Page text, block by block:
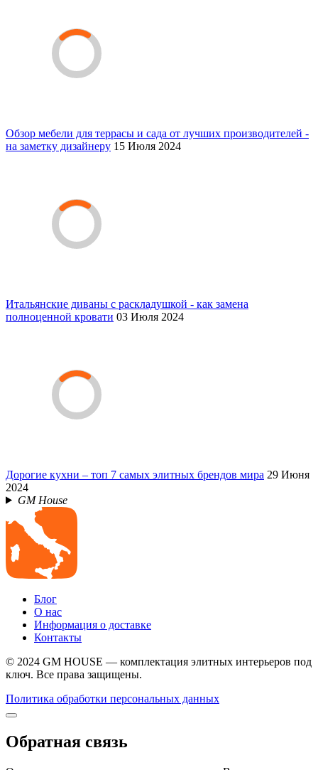
Обзор мебели для террасы и сада от лучших производителей -
на заметку дизайнеру 15 Июля 2024
Итальянские диваны с раскладушкой - как замена
полноценной кровати 03 Июля 2024
Дорогие кухни – топ 7 самых элитных брендов мира 29 Июня
2024
GM House
Блог
О нас
Информация о доставке
Контакты
© 2024 GM HOUSE — комплектация элитных интерьеров под
ключ. Все права защищены.
Политика обработки персональных данных
Обратная связь